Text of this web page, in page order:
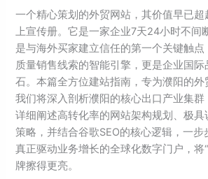
一个精心策划的外贸网站，其价值早已
上宣传册。它是一家企业7天24小时不间
是与海外买家建立信任的第一个关键触
质量销售线索的智能引擎，更是企业国
石。本篇全方位建站指南，专为濮阳的外
我们将深入剖析濮阳的核心出口产业集群
详细阐述高转化率的网站架构规划、极
策略，并结合谷歌SEO的核心逻辑，一步
真正驱动业务增长的全球化数字门户，将
牌擦得更亮。